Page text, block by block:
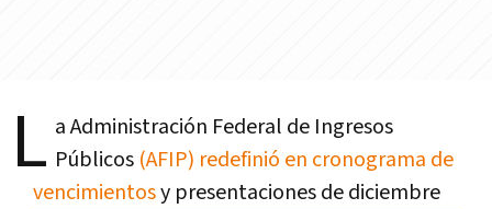
L a Administración Federal de Ingresos
Públicos (AFIP) redefinió en cronograma de
vencimientosy presentaciones de diciembre